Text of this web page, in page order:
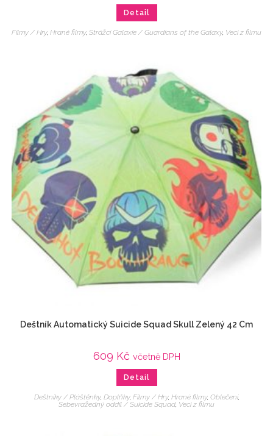
Detail
Filmy / Hry, Hrané filmy, Strážci Galaxie / Guardians of the Galaxy, Veci z filmu
Deštník Automatický Suicide Squad Skull Zelený 42 Cm
609 Kč včetně DPH
Detail
Deštníky / Pláštěnky, Doplňky, Filmy / Hry, Hrané filmy, Oblečení,
Sebevražedný oddíl / Suicide Squad, Veci z filmu